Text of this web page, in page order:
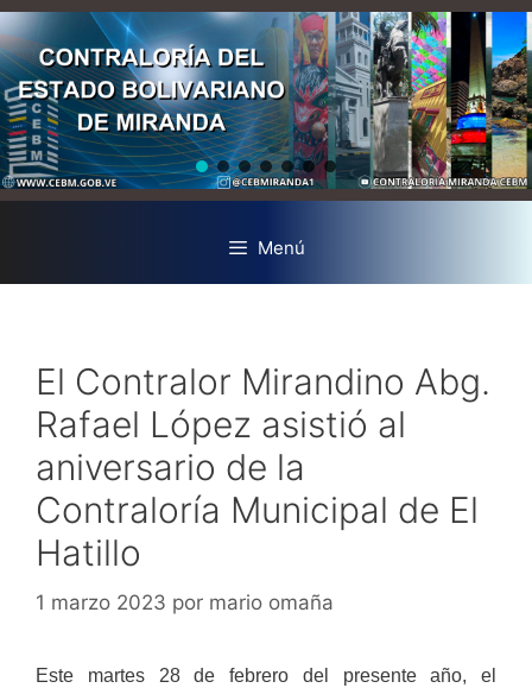
Menú
El Contralor Mirandino Abg.
Rafael López asistió al
aniversario de la
Contraloría Municipal de El
Hatillo
1 marzo 2023 por mario omaña
Este martes 28 de febrero del presente año, el